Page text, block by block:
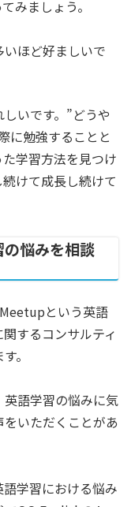
みましょう。
ほど好ましいで
いです。”どうや
に勉強することと
学習方法を見つけ
けて成長し続けて
悩みを相談
という英語
するコンサルティ
。
語学習の悩みに気
いただくことがあ
学習における悩み